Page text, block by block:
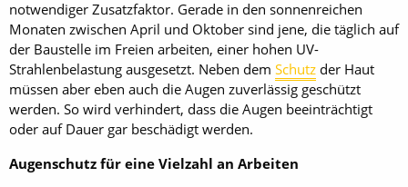
notwendiger Zusatzfaktor. Gerade in den sonnenreichen
Monaten zwischen April und Oktober sind jene, die täglich auf
der Baustelle im Freien arbeiten, einer hohen UV-
Strahlenbelastung ausgesetzt. Neben dem Schutz der Haut
müssen aber eben auch die Augen zuverlässig geschützt
werden. So wird verhindert, dass die Augen beeinträchtigt
oder auf Dauer gar beschädigt werden.
Augenschutz für eine Vielzahl an Arbeiten